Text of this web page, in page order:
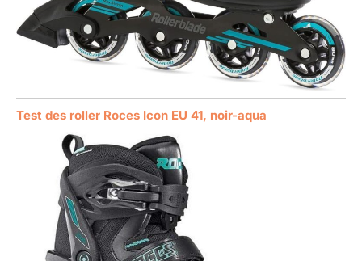
Test des roller Roces Icon EU 41, noir-aqua